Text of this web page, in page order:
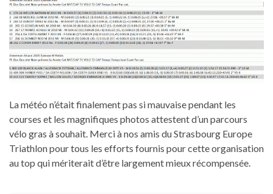
La météo n’était finalement pas si mauvaise pendant les
courses et les magnifiques photos attestent d’un parcours
vélo gras à souhait. Merci à nos amis du Strasbourg Europe
Triathlon pour tous les efforts fournis pour cette organisation
au top qui mériterait d’être largement mieux récompensée.